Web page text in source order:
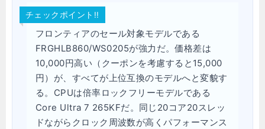
チェックポイント!!
フロンティアのセール対象モデルである
FRGHLB860/WS0205が強力だ。価格差は
10,000円高い（クーポンを考慮すると15,000
円）が、すべてが上位互換のモデルへと変貌す
る。CPUは倍率ロックフリーモデルである
Core Ultra 7 265KFだ。同じ20コア20スレッ
ドながらクロック周波数が高くパフォーマンス